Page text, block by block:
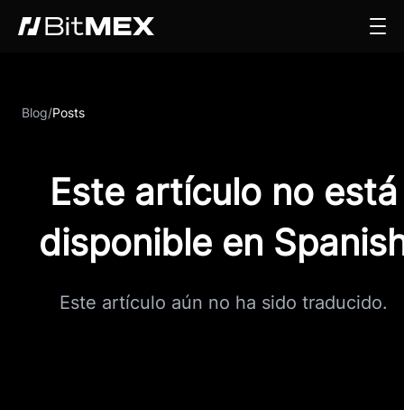
Blog/Posts
Este artículo no está
disponible en
Este artículo aún no ha sido traducido.